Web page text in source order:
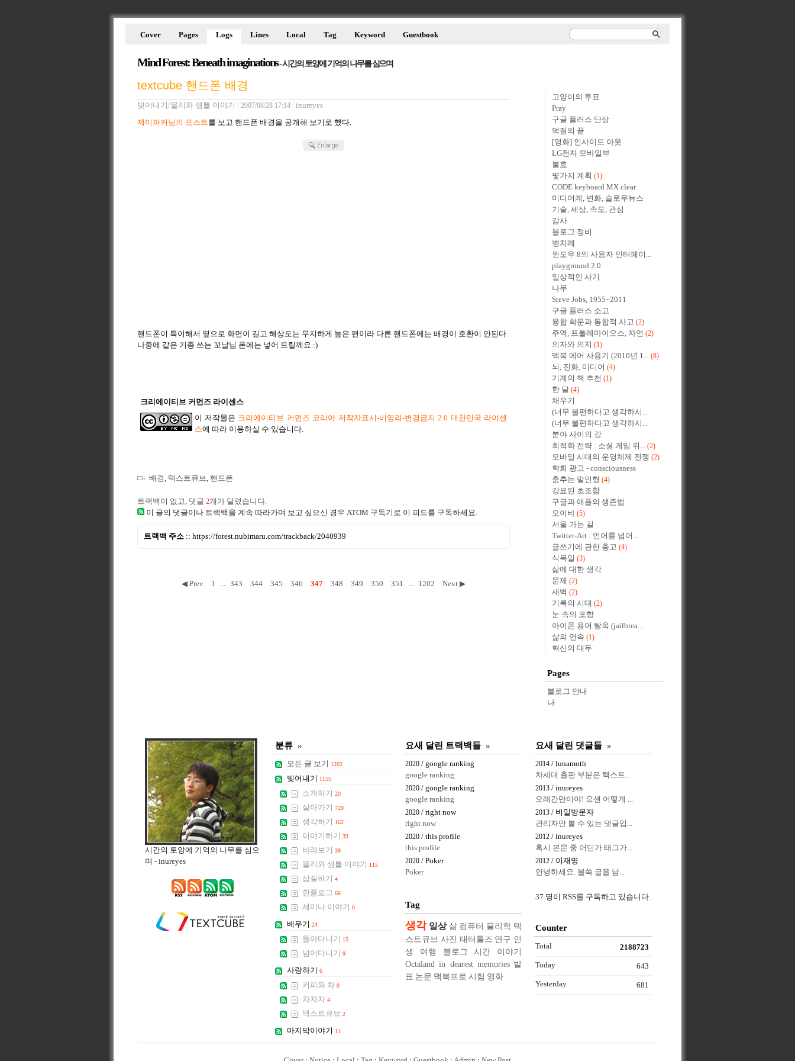
Mind Forest: Beneath imaginations- 시간의 토양에 기억의 나무를 심으며
Cover Pages Logs Lines Local Tag Keyword Guestbook
textcube 핸드폰 배경
빚어내기/물리와 셈틀 이야기 2007/08/28 17:14 inureyes
제이파커님의 포스트를 보고 핸드폰 배경을 공개해 보기로 했다.
핸드폰이 특이해서 옆으로 화면이 길고 해상도는 무지하게 높은 편이라 다른 핸드폰에는 배경이 호환이 안된다.
나중에 같은 기종 쓰는 꼬날님 폰에는 넣어 드릴께요 :)
크리에이티브 커먼즈 라이센스
이 저작물은 크리에이티브 커먼즈 코리아 저작자표시-비영리-변경금지 2.0 대한민국 라이센
스에 따라 이용하실 수 있습니다.
배경, 텍스트큐브, 핸드폰
트랙백이 없고, 댓글 2개가 달렸습니다.
이 글의 댓글이나 트랙백을 계속 따라가며 보고 싶으신 경우 ATOM 구독기로 이 피드를 구독하세요.
트랙백 주소 :: https://forest.nubimaru.com/trackback/2040939
◀ Prev 1 ... 343 344 345 346 347 348 349 350 351 ... 1202 Next ▶
고양이의 투표
Pray
구글 플러스 단상
덕질의 끝
[영화] 인사이드 아웃
LG전자 모바일부
불효
몇가지 계획 (1)
CODE keyboard MX clear
미디어계, 변화, 슬로우뉴스
기술, 세상, 속도, 관심
감사
블로그 정비
병치레
윈도우 8의 사용자 인터페이...
playground 2.0
일상적인 사기
나무
Steve Jobs, 1955~2011
구글 플러스 소고
융합 학문과 통합적 사고 (2)
주역, 프톨레마이오스, 자연 (2)
의자와 의지 (1)
맥북 에어 사용기 (2010년 1... (8)
뇌, 진화, 미디어 (4)
기계의 책 추천 (1)
한 달 (4)
채우기
(너무 불편하다고 생각하시...
(너무 불편하다고 생각하시...
분야 사이의 강
최적화 전략 : 소셜 게임 위... (2)
모바일 시대의 운영체제 전쟁 (2)
학회 광고 - consciousness
춤추는 말인형 (4)
강요된 초조함
구글과 애플의 생존법
오이바 (5)
서울 가는 길
Twitter-Art : 언어를 넘어...
글쓰기에 관한 충고 (4)
식목일 (3)
삶에 대한 생각
문제
(2)
새벽 (2)
기록의 시대 (2)
눈 속의 포항
아이폰 용어 탈옥 (jailbrea...
삶의 연속 (1)
혁신의 대두
Pages
블로그 안내
나
시간의 토양에 기억의 나무를 심으
며 - inureyes
분류 »
모든 글 보기 1202
빚어내기 1155
소개하기 20
살아가기 720
생각하기 162
이야기하기 33
바라보기 39
물리와 셈틀 이야기 115
삽질하기 4
한줄로그 66
세미나 이야기 0
배우기 24
돌아다니기 15
넘어다니기 9
사랑하기 6
커피와 차 0
차차차 4
텍스트큐브 2
마지막이야기 11
요새 달린 트랙백들 »
2020 / google ranking
google ranking
2020 / google ranking
google ranking
2020 / right now
right now
2020 / this profile
this profile
2020 / Poker
Poker
요새 달린 댓글들 »
2014 / lunamoth
차세대 출판 부분은 텍스트...
2013 / inureyes
오래간만이야! 요샌 어떻게 ...
2013 / 비밀방문자
관리자만 볼 수 있는 댓글입...
2012 / inureyes
혹시 본문 중 어딘가 태그가...
2012 / 이재영
안녕하세요. 불쑥 글을 남...
Tag
생각 일상 삶 컴퓨터 물리학 텍
스트큐브 사진 태터툴즈 연구 인
생
여행 블로그 시간
이야기
Octaland in dearest memories 발
표 논문 맥북프로 시험 영화
37 명이 RSS를 구독하고 있습니다.
Counter
Total 2188723
Today 643
Yesterday 681